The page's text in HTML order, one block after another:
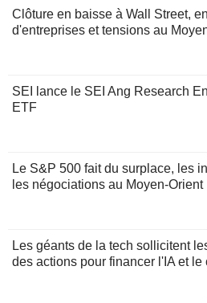
Clôture en baisse à Wall Street,
d'entreprises et tensions au
SEI lance le SEI Ang Research
ETF
Le S&P 500 fait du surplace, les
les négociations au Moyen-Orient
Les géants de la tech sollicitent
des actions pour financer l'IA et le